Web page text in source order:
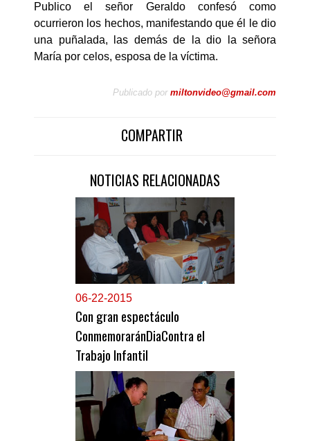
Publico el señor Geraldo confesó como
ocurrieron los hechos, manifestando que él le dio
una puñalada, las demás de la dio la señora
María por celos, esposa de la víctima.
Publicado por miltonvideo@gmail.com
COMPARTIR
NOTICIAS RELACIONADAS
06-22-2015
Con gran espectáculo
ConmemoraránDiaContra el
Trabajo Infantil